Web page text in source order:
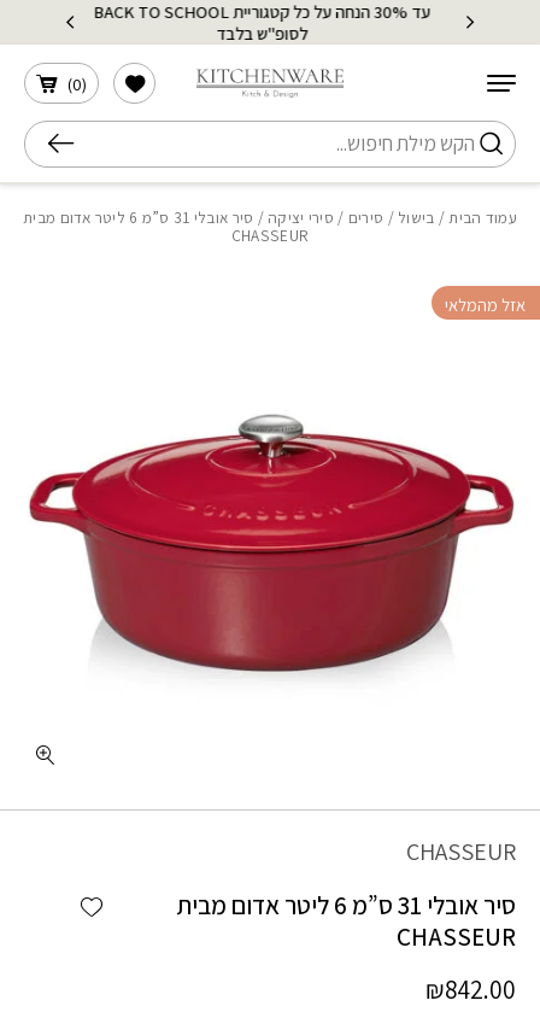
Skip to Content
עד 30% הנחה על כל קטגוריית BACK TO SCHOOL
לסופ"ש בלבד
חיפוש
(
0
)
הרשימה שלי
עמוד הבית/ בישול / סירים / סירי יציקה
/ סיר אובלי 31 ס”מ 6 ליטר אדום מבית
CHASSEUR
CHASSEUR
wishlist
סיר אובלי 31 ס”מ 6 ליטר אדום מבית
CHASSEUR
₪842.00
אזל מהמלאי
בחזרה למעלה